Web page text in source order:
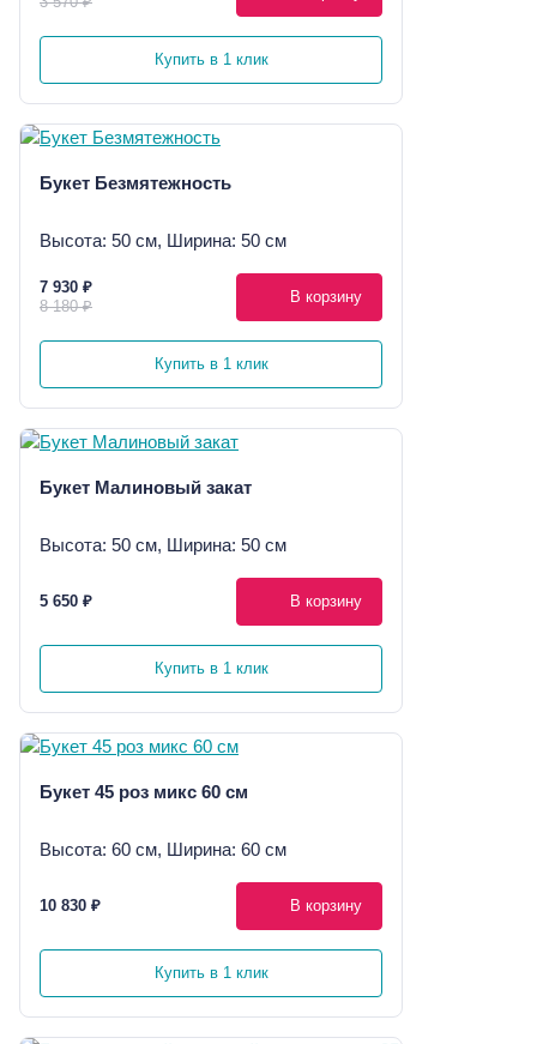
Купить в 1 клик
Букет Безмятежность
Высота: 50 см, Ширина: 50 см
7 930 ₽
8 180 ₽
В корзину
Купить в 1 клик
Букет Малиновый закат
Высота: 50 см, Ширина: 50 см
5 650 ₽ В корзину
Купить в 1 клик
Букет 45 роз микс 60 см
Высота: 60 см, Ширина: 60 см
10 830 ₽ В корзину
Купить в 1 клик